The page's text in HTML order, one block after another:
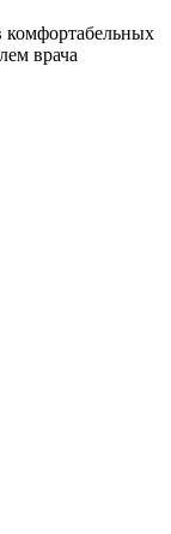
комфортабельных
врача